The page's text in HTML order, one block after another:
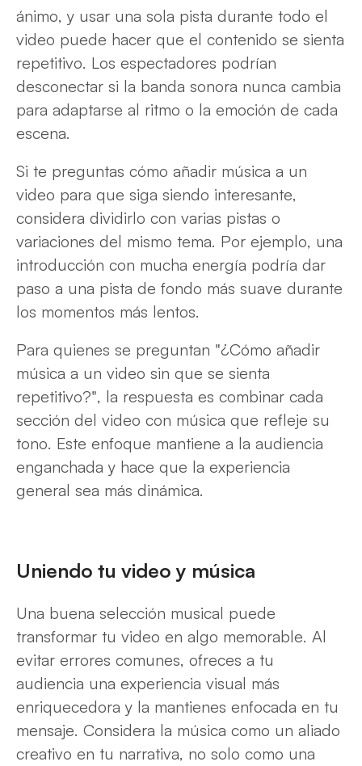
ánimo, y usar una sola pista durante todo el
video puede hacer que el contenido se sienta
repetitivo. Los espectadores podrían
desconectar si la banda sonora nunca cambia
para adaptarse al ritmo o la emoción de cada
escena.
Si te preguntas cómo añadir música a un
video para que siga siendo interesante,
considera dividirlo con varias pistas o
variaciones del mismo tema. Por ejemplo, una
introducción con mucha energía podría dar
paso a una pista de fondo más suave durante
los momentos más lentos.
Para quienes se preguntan "¿Cómo añadir
música a un video sin que se sienta
repetitivo?", la respuesta es combinar cada
sección del video con música que refleje su
tono. Este enfoque mantiene a la audiencia
enganchada y hace que la experiencia
general sea más dinámica.
Uniendo tu video y música
Una buena selección musical puede
transformar tu video en algo memorable. Al
evitar errores comunes, ofreces a tu
audiencia una experiencia visual más
enriquecedora y la mantienes enfocada en tu
mensaje. Considera la música como un aliado
creativo en tu narrativa, no solo como una